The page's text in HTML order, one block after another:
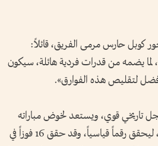
كوبل حارس مرمى الفريق، قائلاً:
لما يضمه من قدرات فردية هائلة، سيكون
لتقليص هذه الفوارق».
تاريخي قوي، ويستعد لخوض مباراته
رقم 20 في كأس العالم للأندية، ليحقق رقماً قياسياً، وقد حقق 16 فوزاً في